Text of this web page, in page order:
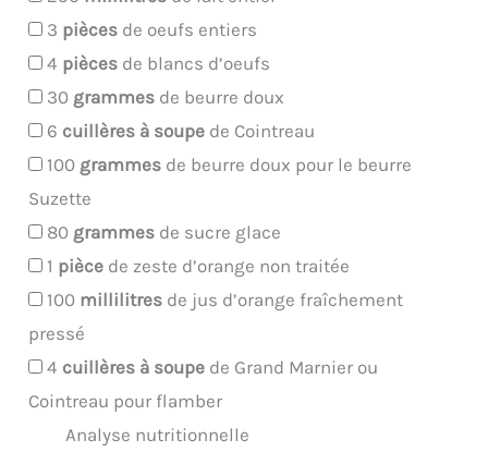
3 pièces de oeufs entiers
4 pièces de blancs d’oeufs
30 grammes de beurre doux
6 cuillères à soupe de Cointreau
100 grammes de beurre doux pour le beurre
Suzette
80 grammes de sucre glace
1 pièce de zeste d’orange non traitée
100 millilitres de jus d’orange fraîchement
pressé
4 cuillères à soupe de Grand Marnier ou
Cointreau pour flamber
Analyse nutritionnelle